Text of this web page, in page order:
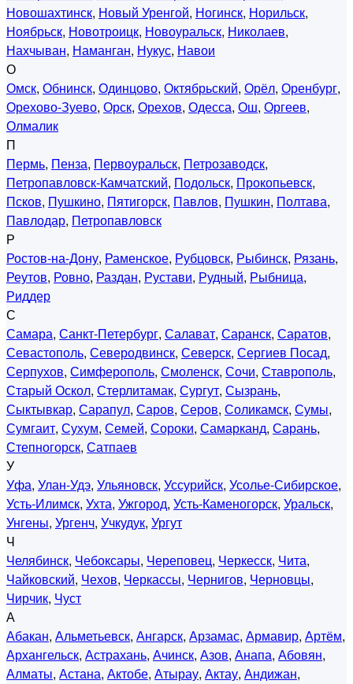
Новошахтинск, Новый Уренгой, Ногинск, Норильск,
Ноябрьск, Новотроицк, Новоуральск, Николаев,
Нахчыван, Наманган, Нукус, Навои
О
Омск, Обнинск, Одинцово, Октябрьский, Орёл, Оренбург,
Орехово-Зуево, Орск, Орехов, Одесса, Ош, Оргеев,
Олмалик
П
Пермь, Пенза, Первоуральск, Петрозаводск,
Петропавловск-Камчатский, Подольск, Прокопьевск,
Псков, Пушкино, Пятигорск, Павлов, Пушкин, Полтава,
Павлодар, Петропавловск
Р
Ростов-на-Дону, Раменское, Рубцовск, Рыбинск, Рязань,
Реутов, Ровно, Раздан, Рустави, Рудный, Рыбница,
Риддер
С
Самара, Санкт-Петербург, Салават, Саранск, Саратов,
Севастополь, Северодвинск, Северск, Сергиев Посад,
Серпухов, Симферополь, Смоленск, Сочи, Ставрополь,
Старый Оскол, Стерлитамак, Сургут, Сызрань,
Сыктывкар, Сарапул, Саров, Серов, Соликамск, Сумы,
Сумгаит, Сухум, Семей, Сороки, Самарканд, Сарань,
Степногорск, Сатпаев
У
Уфа, Улан-Удэ, Ульяновск, Уссурийск, Усолье-Сибирское,
Усть-Илимск, Ухта, Ужгород, Усть-Каменогорск, Уральск,
Унгены, Ургенч, Учкудук, Ургут
Ч
Челябинск, Чебоксары, Череповец, Черкесск, Чита,
Чайковский, Чехов, Черкассы, Чернигов, Черновцы,
Чирчик, Чуст
А
Абакан, Альметьевск, Ангарск, Арзамас, Армавир, Артём,
Архангельск, Астрахань, Ачинск, Азов, Анапа, Абовян,
Алматы, Астана, Актобе, Атырау, Актау, Андижан,